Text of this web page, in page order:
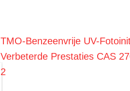
TMO-Benzeenvrije UV-
Verbeterde Prestaties CAS
2